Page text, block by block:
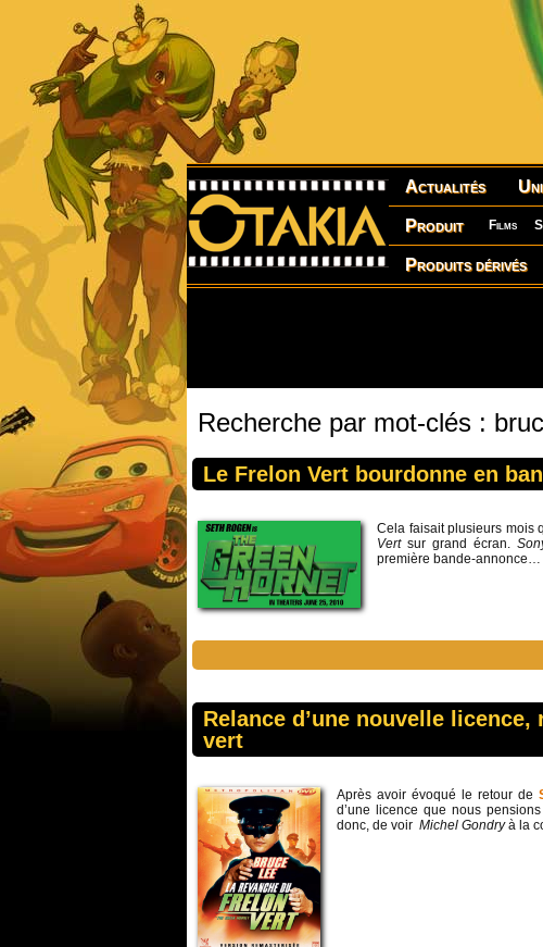
Actualités
Produit Films
Produits dérivés
Recherche par mot-clés :
Le Frelon Vert bourdonne en
Cela faisait plusieurs mois
Vertsur grand écran.
première bande-annonce…
Relance d’une nouvelle
vert
Après avoir évoqué le retour de
d’une licence que nous
donc, de voir Michel Gondryà la